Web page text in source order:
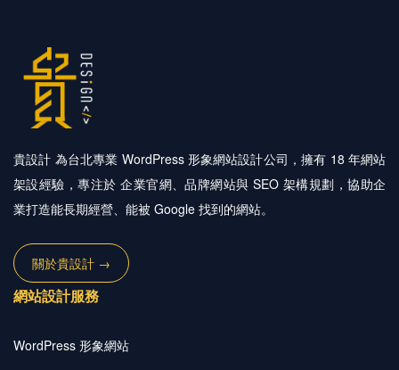
貴設計 為台北專業 WordPress 形象網站設計公司，擁有 18 年網站
架設經驗，專注於 企業官網、品牌網站與 SEO 架構規劃，協助企
業打造能長期經營、能被 Google 找到的網站。
關於貴設計 →
網站設計服務
WordPress 形象網站